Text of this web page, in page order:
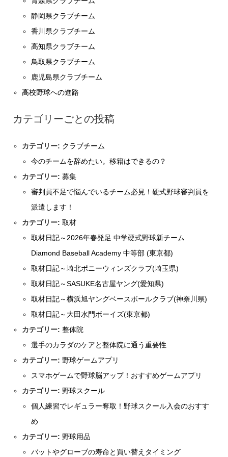
静岡県クラブチーム
香川県クラブチーム
高知県クラブチーム
鳥取県クラブチーム
鹿児島県クラブチーム
高校野球への進路
カテゴリーごとの投稿
カテゴリー: クラブチーム
今のチームを辞めたい。移籍はできるの？
カテゴリー:募集
審判員不足で悩んでいるチーム必見！硬式野球審判員を
派遣します！
カテゴリー:取材
取材日記～2026年春発足 中学硬式野球新チーム
Diamond Baseball Academy 中等部 (東京都)
取材日記～埼北ポニーウィンズクラブ(埼玉県)
取材日記～SASUKE名古屋ヤング(愛知県)
取材日記～横浜旭ヤングベースボールクラブ(神奈川県)
取材日記～大田水門ボーイズ(東京都)
カテゴリー:整体院
選手のカラダのケアと整体院に通う重要性
カテゴリー:野球ゲームアプリ
スマホゲームで野球脳アップ！おすすめゲームアプリ
カテゴリー:野球スクール
個人練習でレギュラー奪取！野球スクール入会のおすす
め
カテゴリー:野球用品
バットやグローブの寿命と買い替えタイミング